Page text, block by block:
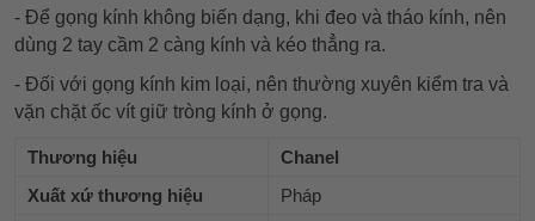
- Để gọng kính không biến dạng, khi đeo và tháo kính, nên
dùng 2 tay cầm 2 càng kính và kéo thẳng ra.
- Đối với gọng kính kim loại, nên thường xuyên kiểm tra và
vặn chặt ốc vít giữ tròng kính ở gọng.
Thương hiệu
Chanel
Xuất xứ thương hiệu
Pháp